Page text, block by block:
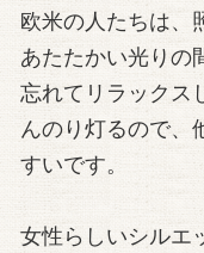
欧米の人たちは、
あたたかい光りの
忘れてリラックス
んのり灯るので、
すいです。
女性らしいシルエ